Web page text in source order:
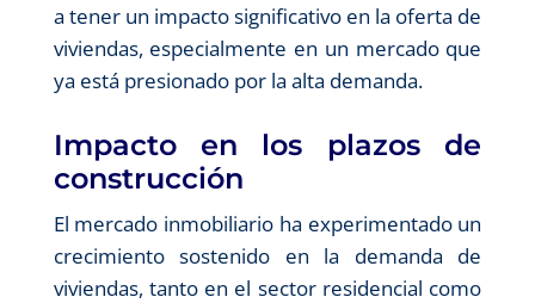
a tener un impacto significativo en la oferta de
viviendas, especialmente en un mercado que
ya está presionado por la alta demanda.
Impacto en los plazos de
construcción
El mercado inmobiliario ha experimentado un
crecimiento sostenido en la demanda de
viviendas, tanto en el sector residencial como